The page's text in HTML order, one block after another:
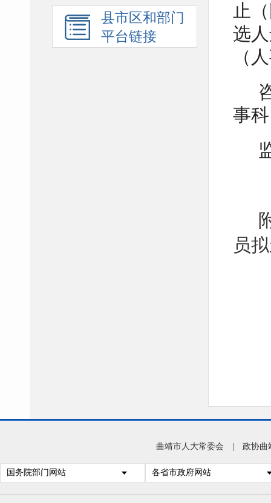
县市区和部门
平台链接
止
选
（
事
员
曲靖市人大常委会 政协曲
国务院部门网站 各省市政府网站